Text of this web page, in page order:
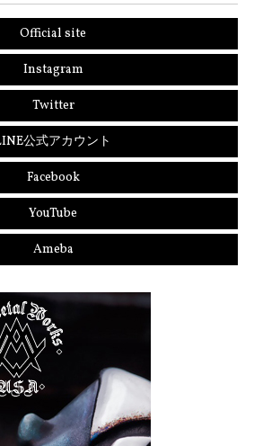
Official site
Instagram
Twitter
公式アカウント
Facebook
YouTube
Ameba